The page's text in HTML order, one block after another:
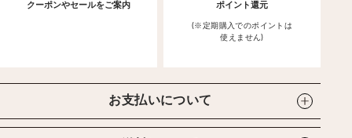
クーポンやセールをご案内
ポイント還元
(※定期購入でのポイントは
使えません)
お支払いについて